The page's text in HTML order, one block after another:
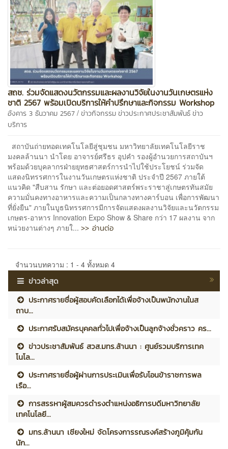
สถช. ร่วมจัดแสดงนวัตกรรมและผลงานวิจัยในงานวันเกษตรแห่ง
ชาติ 2567 พร้อมเปิดบริการให้คำปรึกษาและกิจกรรม Workshop
อังคาร 3 ธันวาคม 2567 / ข่าวกิจกรรมข่าวประกาศประชาสัมพันธ์ข่าว
บริการ
สถาบันถ่ายทอดเทคโนโลยีสู่ชุมชน มหาวิทยาลัยเทคโนโลยีราช
มงคลล้านนา นำโดย อาจารย์ศรีธร อุปคำ รองผู้อำนวยการสถาบันฯ
พร้อมด้วยบุคลากรฝ่ายยุทธศาสตร์การนำไปใช้ประโยชน์ ร่วมจัด
แสดงนิทรรศการในงานวันเกษตรแห่งชาติ ประจำปี 2567 ภายใต้
แนวคิด "สืบสาน รักษา และต่อยอดศาสตร์พระราชาสู่เกษตรทันสมัย
ความมั่นคงทางอาหารและความเป็นกลางทางคาร์บอน เพื่อการพัฒนา
ที่ยั่งยืน" ภายในบูธนิทรรศการมีการจัดแสดงผลงานวิจัยและนวัตกรรม
เกษตร-อาหาร Innovation Expo Show & Share กว่า 17 ผลงาน จาก
หน่วยงานต่างๆ ภายใ... >> อ่านต่อ
จำนวนบทความ : 1 - 4 ทั้งหมด 4
ข่าวล่าสุด
ประกาศรายชื่อผู้สอบคัดเลือกได้เพื่อจ้างเป็นพนักงานในส
ถาบ...
ประกาศรับสมัครบุคคลทั่วไปเพื่อจ้างเป็นลูกจ้างชั่วคราว คร...
ข่าวประชาสัมพันธ์ สวส.มทร.ล้านนา : ศูนย์รวมบริการเทค
โนโล...
ประกาศรายชื่อผู้ผ่านการประเมินเพื่อรับโอนข้าราชการพล
เรือ...
การสรรหาผู้สมควรดำรงตำแหน่งอธิการบดีมหาวิทยาลัย
เทคโนโลยี...
มทร.ล้านนา เชียงใหม่ จัดโครงการรณรงค์สร้างภูมิคุ้มกัน
นัก...